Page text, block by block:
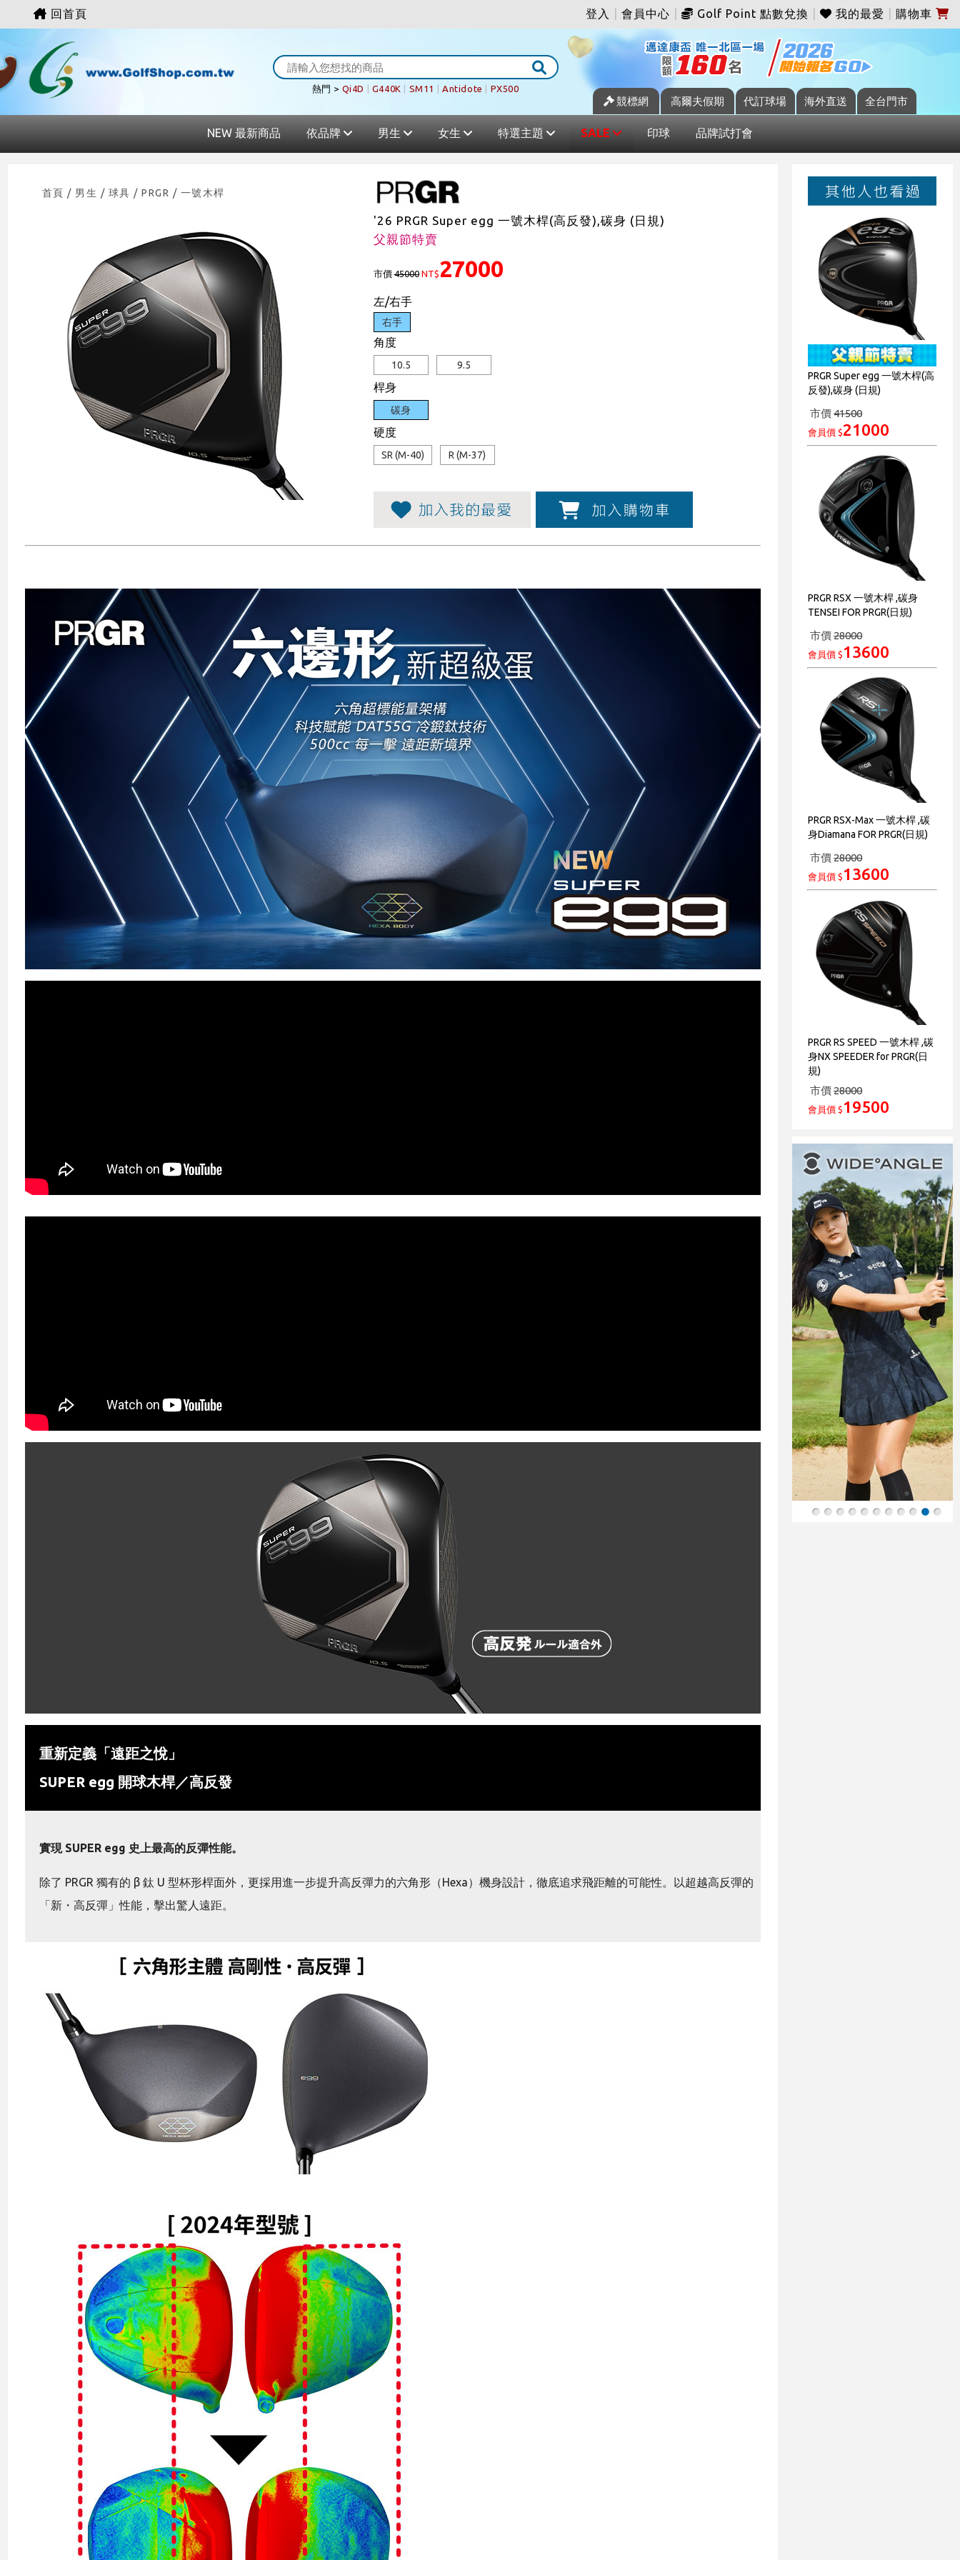
回首頁 登入 會員中心 Golf Point 點數兌換 我的最愛 購物車
熱門 > Qi4D G440K SM11 Antidote PX500
競標網 高爾夫假期 代訂球場 海外直送 全台門市
NEW 最新商品 依品牌 男生 女生 特選主題 SALE 印球 品牌試打會
首頁 / 男生 / 球具 / PRGR / 一號木桿
'26 PRGR Super egg 一號木桿(高反發),碳身 (日規)
父親節特賣
市價45000 NT$27000
左/右手
右手
角度
10.5 9.5
桿身
碳身
硬度
SR (M-40) R (M-37)
重新定義「遠距之悅」
SUPER egg 開球木桿／高反發
實現 SUPER egg 史上最高的反彈性能。
除了 PRGR 獨有的 β 鈦 U 型杯形桿面外，更採用進一步提升高反彈力的六角形（Hexa）機身設計，徹底追求飛距離的可能性。以超越高反彈的
「新・高反彈」性能，擊出驚人遠距。
PRGR Super egg 一號木桿(高
反發),碳身 (日規)
市價41500
會員價 $21000
PRGR RSX 一號木桿 ,碳身
TENSEI FOR PRGR(日規)
市價28000
會員價 $ 13600
PRGR RSX-Max 一號木桿 ,碳
身Diamana FOR PRGR(日規)
市價28000
會員價 $ 13600
PRGR RS SPEED 一號木桿 ,碳
身NX SPEEDER for PRGR(日
規)
市價28000
會員價 $ 19500